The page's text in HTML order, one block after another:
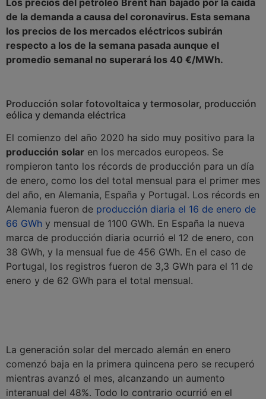
Los precios del petróleo Brent han bajado por la caída
de la demanda a causa del coronavirus. Esta semana
los precios de los mercados eléctricos subirán
respecto a los de la semana pasada aunque el
promedio semanal no superará los 40 €/MWh.
Producción solar fotovoltaica y termosolar, producción
eólica y demanda eléctrica
El comienzo del año 2020 ha sido muy positivo para la
producción solar en los mercados europeos. Se
rompieron tanto los récords de producción para un día
de enero, como los del total mensual para el primer mes
del año, en Alemania, España y Portugal. Los récords en
Alemania fueron de producción diaria el 16 de enero de
66 GWh y mensual de 1100 GWh. En España la nueva
marca de producción diaria ocurrió el 12 de enero, con
38 GWh, y la mensual fue de 456 GWh. En el caso de
Portugal, los registros fueron de 3,3 GWh para el 11 de
enero y de 62 GWh para el total mensual.
La generación solar del mercado alemán en enero
comenzó baja en la primera quincena pero se recuperó
mientras avanzó el mes, alcanzando un aumento
interanual del 48%. Todo lo contrario ocurrió en el